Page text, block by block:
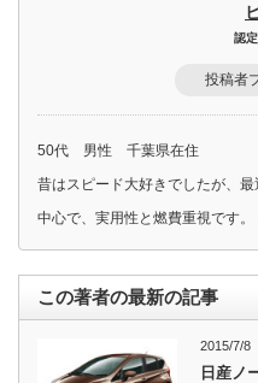
認
投稿者
50代 男性 千葉県在住
昔はスピード大好きでしたが、
中心で、実用性と燃費重視です。
この著者の最新の記事
2015/7/8
日産ノ